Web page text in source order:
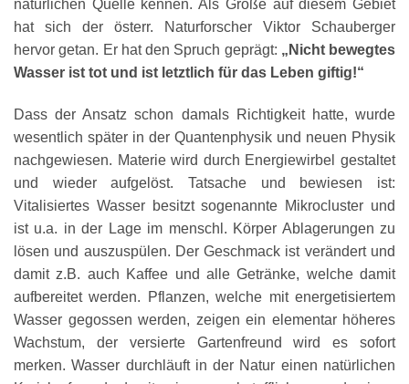
natürlichen Quelle kennen. Als Größe auf diesem Gebiet
hat sich der österr. Naturforscher Viktor Schauberger
hervor getan. Er hat den Spruch geprägt: „Nicht bewegtes
Wasser ist tot und ist letztlich für das Leben giftig!“
Dass der Ansatz schon damals Richtigkeit hatte, wurde
wesentlich später in der Quantenphysik und neuen Physik
nachgewiesen. Materie wird durch Energiewirbel gestaltet
und wieder aufgelöst. Tatsache und bewiesen ist:
Vitalisiertes Wasser besitzt sogenannte Mikrocluster und
ist u.a. in der Lage im menschl. Körper Ablagerungen zu
lösen und auszuspülen. Der Geschmack ist verändert und
damit z.B. auch Kaffee und alle Getränke, welche damit
aufbereitet werden. Pflanzen, welche mit energetisiertem
Wasser gegossen werden, zeigen ein elementar höheres
Wachstum, der versierte Gartenfreund wird es sofort
merken. Wasser durchläuft in der Natur einen natürlichen